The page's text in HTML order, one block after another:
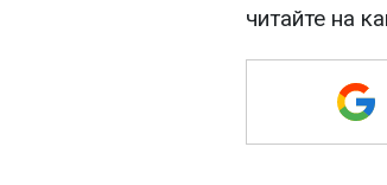
читайте на